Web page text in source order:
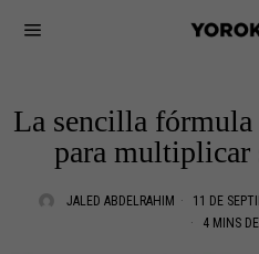
La sencilla
para multiplicar
JALED ABDELRAHIM 11 DE
4 MINS